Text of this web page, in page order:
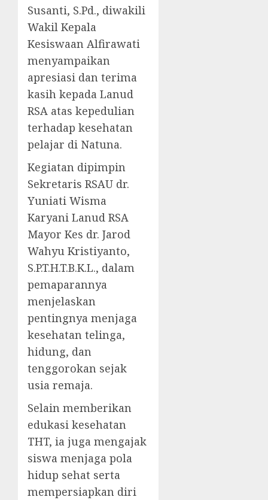
Susanti, S.Pd., diwakili
Wakil Kepala
Kesiswaan Alfirawati
menyampaikan
apresiasi dan terima
kasih kepada Lanud
RSA atas kepedulian
terhadap kesehatan
pelajar di Natuna.
Kegiatan dipimpin
Sekretaris RSAU dr.
Yuniati Wisma
Karyani Lanud RSA
Mayor Kes dr. Jarod
Wahyu Kristiyanto,
S.P.T.H.T.B.K.L., dalam
pemaparannya
menjelaskan
pentingnya menjaga
kesehatan telinga,
hidung, dan
tenggorokan sejak
usia remaja.
Selain memberikan
edukasi kesehatan
THT, ia juga mengajak
siswa menjaga pola
hidup sehat serta
mempersiapkan diri